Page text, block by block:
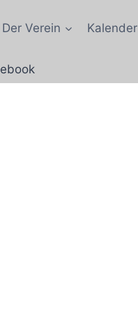
Der Verein Kalender